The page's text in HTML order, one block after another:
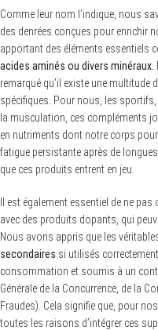
Comme leur nom l’indique, nous
des denrées conçues pour enrichir
apportant des éléments essentiels
acides aminés ou divers minéraux.
remarqué qu’il existe une
spécifiques. Pour nous, les
la musculation, ces compléments
en nutriments dont notre corps
fatigue persistante après de
que ces produits entrent en jeu.
Il est également essentiel de ne
avec des produits dopants, qui
Nous avons appris que les
secondaires si utilisés
consommation et soumis à un
Générale de la Concurrence, de la
Fraudes). Cela signifie que, pour
toutes les raisons d’intégrer ces